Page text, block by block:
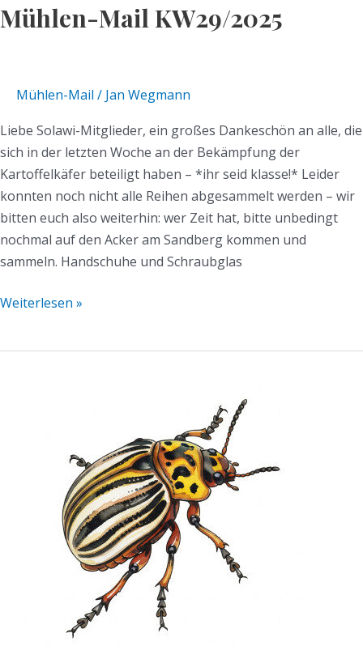
Mühlen-Mail KW29/2025
Mühlen-Mail / Jan Wegmann
Liebe Solawi-Mitglieder, ein großes Dankeschön an alle, die
sich in der letzten Woche an der Bekämpfung der
Kartoffelkäfer beteiligt haben – *ihr seid klasse!* Leider
konnten noch nicht alle Reihen abgesammelt werden – wir
bitten euch also weiterhin: wer Zeit hat, bitte unbedingt
nochmal auf den Acker am Sandberg kommen und
sammeln. Handschuhe und Schraubglas
Weiterlesen »